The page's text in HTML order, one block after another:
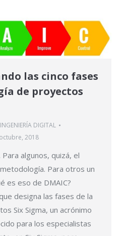
las cinco fases
de proyectos
DIGITAL
2018
algunos, quizá, el
Para otros un
es eso de DMAIC?
designa las fases de la
Six Sigma, un acrónimo
para los especialistas